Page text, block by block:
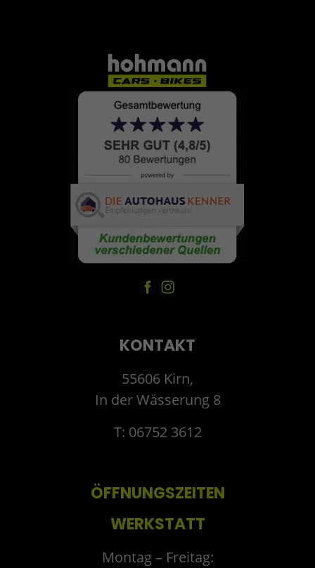
KONTAKT
55606 Kirn,
In der Wässerung 8
T: 06752 3612
ÖFFNUNGSZEITEN
WERKSTATT
Montag – Freitag: